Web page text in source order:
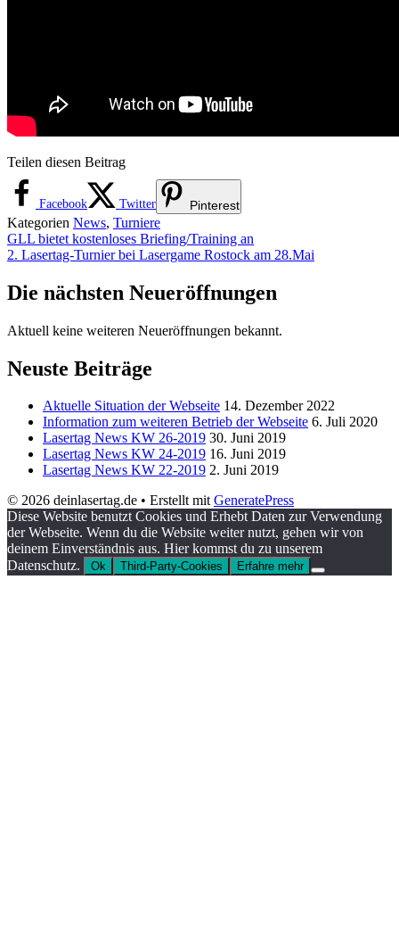
Teilen diesen Beitrag
Facebook Twitter Pinterest
Kategorien News, Turniere
GLL bietet kostenloses Briefing/Training an
2. Lasertag-Turnier bei Lasergame Rostock am 28.Mai
Die nächsten Neueröffnungen
Aktuell keine weiteren Neueröffnungen bekannt.
Neuste Beiträge
Aktuelle Situation der Webseite 14. Dezember 2022
Information zum weiteren Betrieb der Webseite 6. Juli 2020
Lasertag News KW 26-2019 30. Juni 2019
Lasertag News KW 24-2019 16. Juni 2019
Lasertag News KW 22-2019 2. Juni 2019
© 2026 deinlasertag.de • Erstellt mitGeneratePress
Diese Website benutzt Cookies und Erhebt Daten zur Verwendung
der Webseite. Wenn du die Website weiter nutzt, gehen wir von
deinem Einverständnis aus. Hier kommst du zu unserem
Datenschutz.
Ok Third-Party-Cookies Erfahre mehr